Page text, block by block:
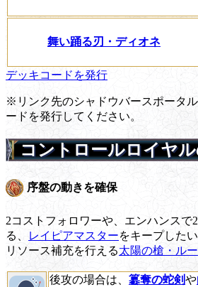
舞い踊る刃・ディオネ
デッキコードを発行
※リンク先のシャドウバースポータ
ードを発行してください。
コントロールロイヤ
序盤の動きを確保
2コストフォロワーや、エンハンスで
る、
レイピアマスターをキープした
リソース補充を行える太陽の槍・ルー
後攻の場合は、 簒奪の蛇剣や